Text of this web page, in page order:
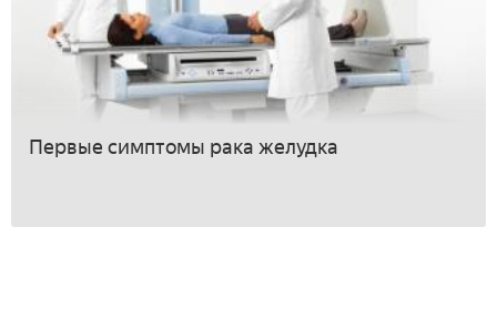
Первые симптомы рака желудка